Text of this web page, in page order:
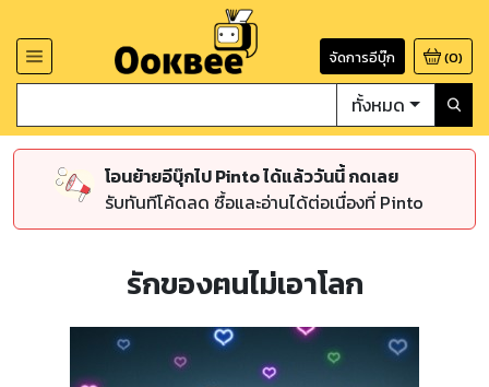
จัดการอีบุ๊ก (0)
ทั้งหมด
โอนย้ายอีบุ๊กไป Pinto ได้แล้ววันนี้ กดเลย
รับทันทีโค้ดลด ซื้อและอ่านได้ต่อเนื่องที่ Pinto
รักของฅนไม่เอาโลก